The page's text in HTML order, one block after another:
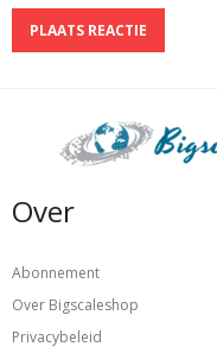
Over
Abonnement
Over Bigscaleshop
Privacybeleid